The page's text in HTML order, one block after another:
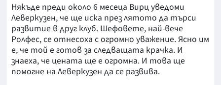
Някъде преди около 6 месеца Вирц уведоми
Леверкузен, че ще иска през лятото да търси
развитие в друг клуб. Шефовете, най-вече
Ролфес, се отнесоха с огромно уважение. Ясно им
е, че той е готов за следващата крачка. И
знаеха, че цената ще е огромна. И това ще
помогне на Леверкузен да се развива.